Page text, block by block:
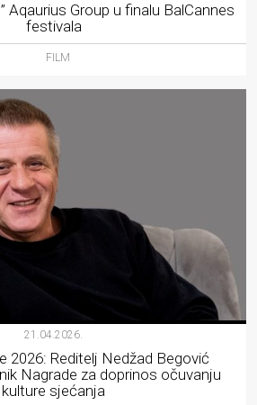
Aqaurius Group u finalu BalCannes
festivala
FILM
21.04.2026.
2026: Reditelj Nedžad Begović
Nagrade za doprinos očuvanju
kulture sjećanja